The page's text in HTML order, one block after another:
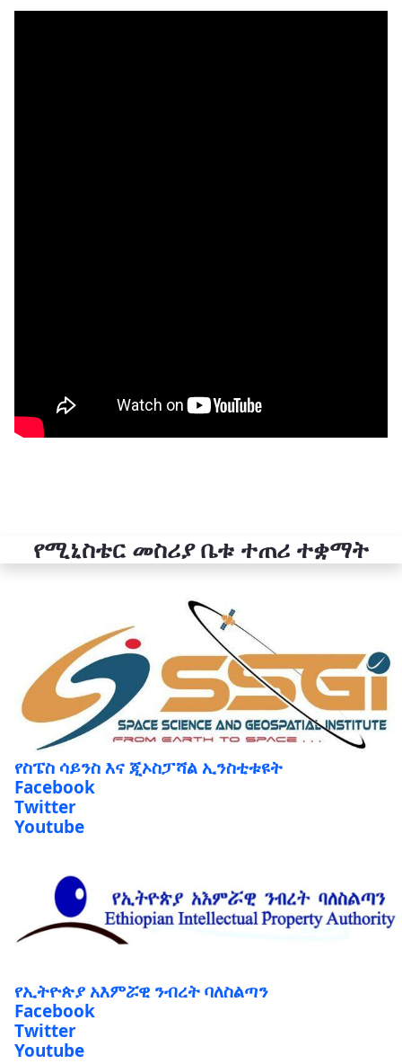
የሚኒስቴር መስሪያ ቤቱ ተጠሪ ተቋማት
የስፔስ ሳይንስ እና ጂኦስፓሻል ኢንስቲቱዩት
Facebook
Twitter
Youtube
የኢትዮጵያ አእምሯዊ ንብረት ባለስልጣን
Facebook
Twitter
Youtube